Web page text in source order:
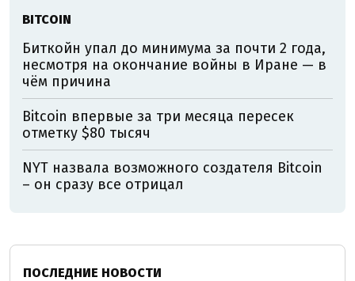
BITCOIN
Биткойн упал до минимума за почти 2 года,
несмотря на окончание войны в Иране — в
чём причина
Bitcoin впервые за три месяца пересек
отметку $80 тысяч
NYT назвала возможного создателя Bitcoin
– он сразу все отрицал
ПОСЛЕДНИЕ НОВОСТИ